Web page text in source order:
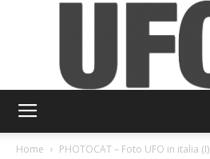
Home PHOTOCAT – Foto UFO in italia (I)